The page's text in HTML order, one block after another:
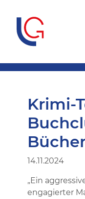
Krimi-
14.11.2024
„Ein
engagierter